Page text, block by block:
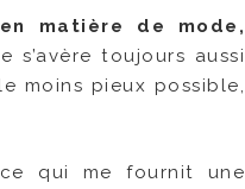
matière de mode,
s’avère toujours aussi
moins pieux possible,
qui me fournit une